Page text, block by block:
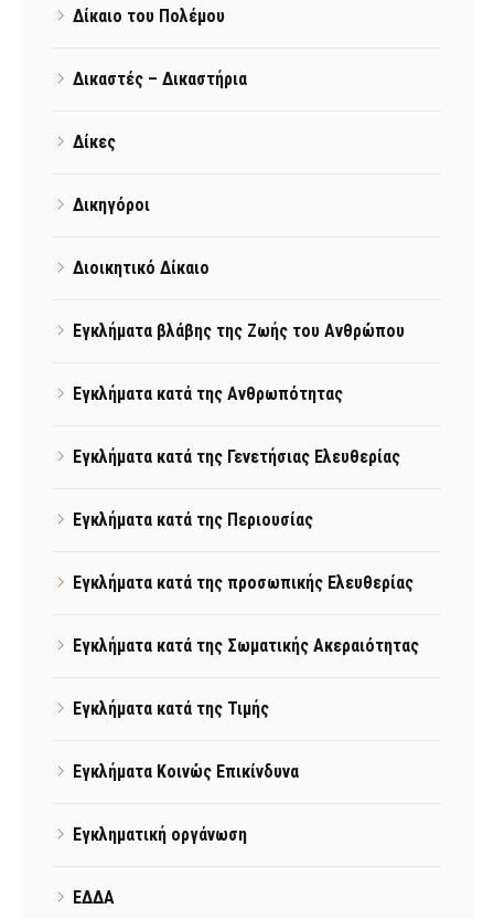
Δίκαιο του Πολέμου
Δικαστές – Δικαστήρια
Δίκες
Δικηγόροι
Διοικητικό Δίκαιο
Εγκλήματα βλάβης της Ζωής του Ανθρώπου
Εγκλήματα κατά της Ανθρωπότητας
Εγκλήματα κατά της Γενετήσιας Ελευθερίας
Εγκλήματα κατά της Περιουσίας
Εγκλήματα κατά της προσωπικής Ελευθερίας
Εγκλήματα κατά της Σωματικής Ακεραιότητας
Εγκλήματα κατά της Τιμής
Εγκλήματα Κοινώς Επικίνδυνα
Εγκληματική οργάνωση
ΕΔΔΑ